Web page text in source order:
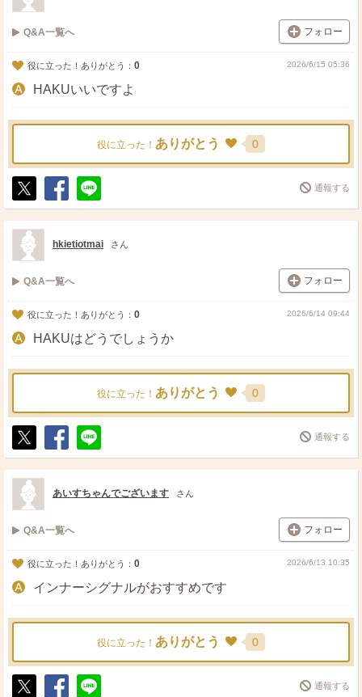
Q&A一覧へ フォロー
役に立った！ありがとう： 0 2026/6/15 05:36
HAKUいいですよ
役に立った！ ありがとう 0
ポ
ス
ト
シ
ェ
送
る
通報する
hkietiotmai さん
Q&A一覧へ フォロー
役に立った！ありがとう： 0 2026/6/14 09:44
HAKUはどうでしょうか
役に立った！ ありがとう 0
ポ
ス
ト
シ
ェ
送
る
通報する
あいすちゃんでございます さん
Q&A一覧へ フォロー
役に立った！ありがとう： 0 2026/6/13 10:35
インナーシグナルがおすすめです
役に立った！ ありがとう 0
通報する